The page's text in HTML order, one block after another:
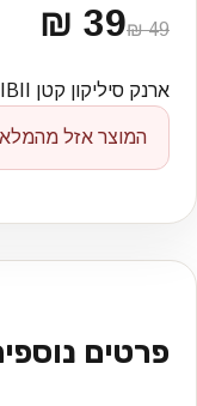
49 ₪
39 ₪
ארנק סיליקון קטן POCHIBII
המוצר אזל
פרטים